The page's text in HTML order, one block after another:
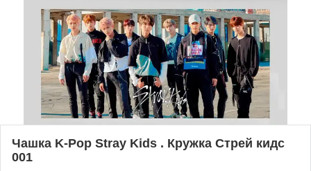
Чашка K-Pop Stray Kids . Кружка Стрей кидс
001